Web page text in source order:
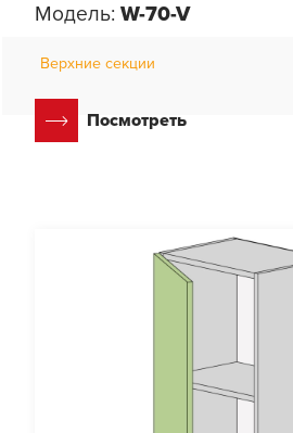
Модель: W-70-V
Верхние секции
Посмотреть